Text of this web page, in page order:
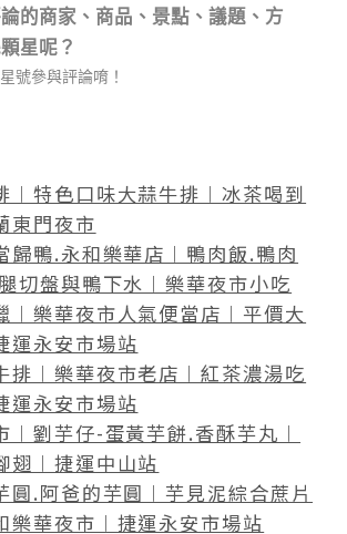
的商家、商品、景點、議題、方
星呢？
號參與評論唷！
︱特色口味大蒜牛排︱冰茶喝到
東門夜市
歸鴨.永和樂華店︱鴨肉飯.鴨肉
切盤與鴨下水︱樂華夜市小吃
︱樂華夜市人氣便當店︱平價大
運永安市場站
排︱樂華夜市老店︱紅茶濃湯吃
運永安市場站
︱劉芋仔-蛋黃芋餅.香酥芋丸︱
翅︱捷運中山站
圓.阿爸的芋圓︱芋見泥綜合蔗片
樂華夜市︱捷運永安市場站